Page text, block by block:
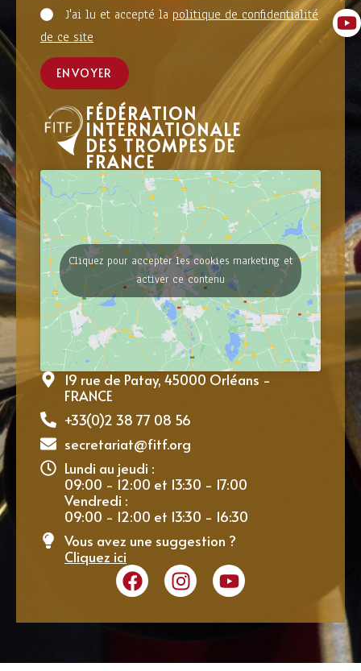
J'ai lu et accepté la politique de confidentialité
de ce site
ENVOYER
FÉDÉRATION
INTERNATIONALE
DES TROMPES DE
FRANCE
Cliquez pour accepter les cookies marketing et
activer ce contenu
19 rue de Patay, 45000 Orléans -
FRANCE
+33(0)2 38 77 08 56
secretariat@fitf.org
Lundi au jeudi :
09:00 - 12:00 et 13:30 - 17:00
Vendredi :
09:00 - 12:00 et 13:30 - 16:30
Vous avez une suggestion ?
Cliquez ici